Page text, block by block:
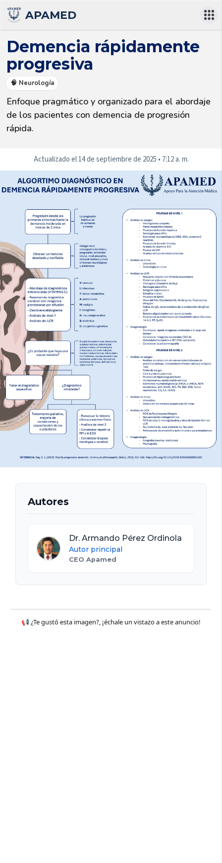
APAMED
Demencia rápidamente
progresiva
🧠 Neurología
Enfoque pragmático y organizado para el abordaje
de los pacientes con demencia de progresión
rápida.
Actualizado el14 de septiembre de 2025 • 7:12 a. m.
Autores
Dr. Armando Pérez Ordinola
Autor principal
CEO Apamed
📢 ¿Te gustó esta imagen?, ¡échale un vistazo a este anuncio!